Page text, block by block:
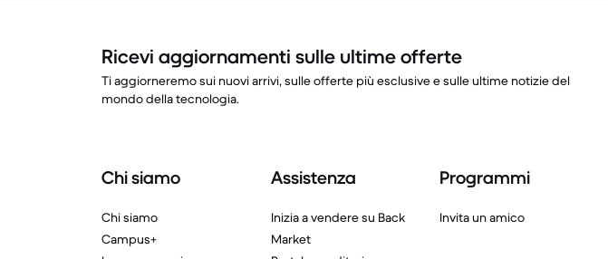
Ricevi aggiornamenti sulle ultime offerte
Ti aggiorneremo sui nuovi arrivi, sulle offerte più esclusive e sulle ultime notizie del
mondo della tecnologia.
Chi siamo
Chi siamo
Campus+
Assistenza
Inizia a vendere su Back
Market
Programmi
Invita un amico